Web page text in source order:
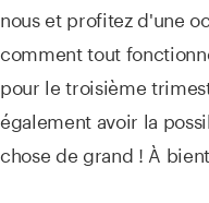
nous et profitez d'une
comment tout
pour le troisième
également avoir la
chose de grand ! À